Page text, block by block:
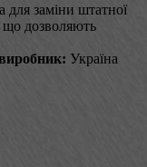
для заміни штатної
що дозволяють
Україна